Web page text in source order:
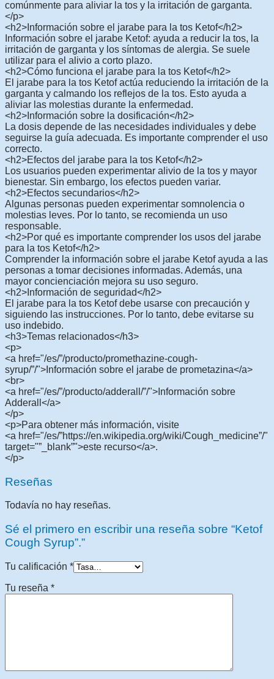
comúnmente para aliviar la tos y la irritación de garganta.
</p>
<h2>Información sobre el jarabe para la tos Ketof</h2>
Información sobre el jarabe Ketof: ayuda a reducir la tos, la
irritación de garganta y los síntomas de alergia. Se suele
utilizar para el alivio a corto plazo.
<h2>Cómo funciona el jarabe para la tos Ketof</h2>
El jarabe para la tos Ketof actúa reduciendo la irritación de la
garganta y calmando los reflejos de la tos. Esto ayuda a
aliviar las molestias durante la enfermedad.
<h2>Información sobre la dosificación</h2>
La dosis depende de las necesidades individuales y debe
seguirse la guía adecuada. Es importante comprender el uso
correcto.
<h2>Efectos del jarabe para la tos Ketof</h2>
Los usuarios pueden experimentar alivio de la tos y mayor
bienestar. Sin embargo, los efectos pueden variar.
<h2>Efectos secundarios</h2>
Algunas personas pueden experimentar somnolencia o
molestias leves. Por lo tanto, se recomienda un uso
responsable.
<h2>Por qué es importante comprender los usos del jarabe
para la tos Ketof</h2>
Comprender la información sobre el jarabe Ketof ayuda a las
personas a tomar decisiones informadas. Además, una
mayor concienciación mejora su uso seguro.
<h2>Información de seguridad</h2>
El jarabe para la tos Ketof debe usarse con precaución y
siguiendo las instrucciones. Por lo tanto, debe evitarse su
uso indebido.
<h3>Temas relacionados</h3>
<p>
<a href="/es/”/producto/promethazine-cough-
syrup/”/">Información sobre el jarabe de prometazina</a>
<br>
<a href="/es/”/producto/adderall/”/">Información sobre
Adderall</a>
</p>
<p>Para obtener más información, visite
<a href="/es/”https://en.wikipedia.org/wiki/Cough_medicine”/"
target="”_blank”">este recurso</a>.
</p>
Reseñas
Todavía no hay reseñas.
Sé el primero en escribir una reseña sobre “Ketof
Cough Syrup”.”
Tu calificación *
Tu reseña *